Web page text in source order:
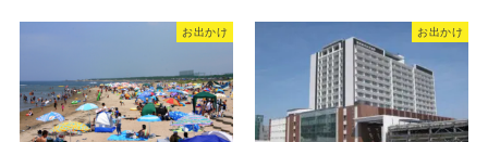
お出かけ お出かけ